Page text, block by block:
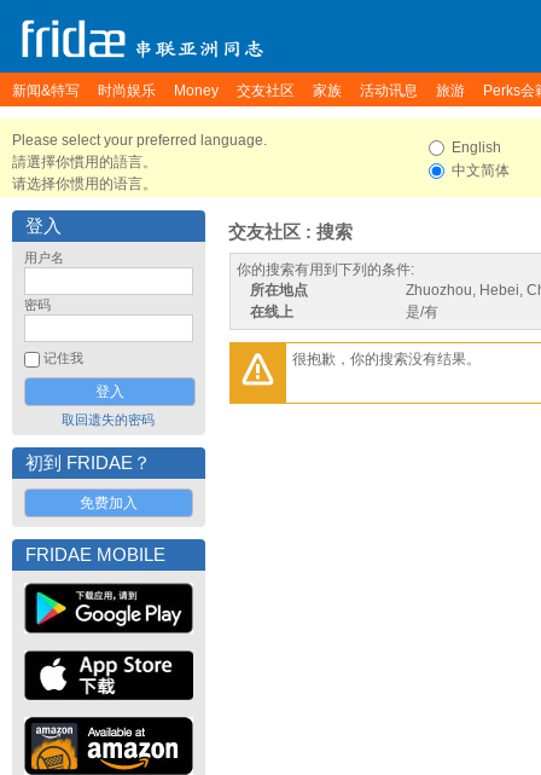
新闻&特写 时尚娱乐 Money 交友社区 家族 活动讯息 旅游 Perks会
Please select your preferred language.
請選擇你慣用的語言。
请选择你惯用的语言。
English
中文简体
登入
用户名
密码
记住我
取回遗失的密码
初到 FRIDAE？
免费加入
FRIDAE MOBILE
交友社区 : 搜索
你的搜索有用到下列的条件:
所在地点
Zhuozhou, Hebei,
在线上
是/有
很抱歉，你的搜索没有结果。